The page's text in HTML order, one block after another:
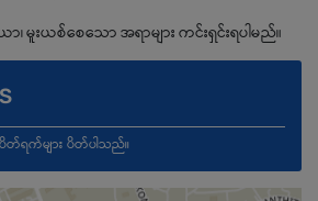
၊ မူးယစ်စေသော အရာများ ကင်းရှင်းရပါမည်။
ပိတ်ရက်များ ပိတ်ပါသည်။